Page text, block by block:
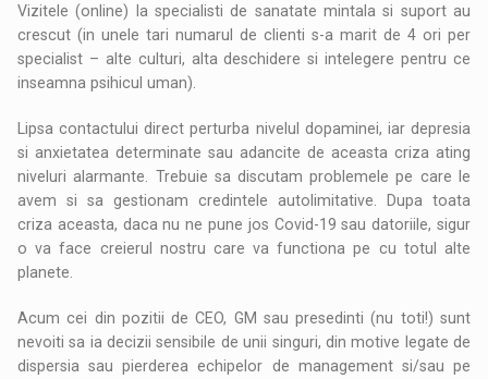
Vizitele (online) la specialisti de sanatate mintala si suport au
crescut (in unele tari numarul de clienti s-a marit de 4 ori per
specialist – alte culturi, alta deschidere si intelegere pentru ce
inseamna psihicul uman).
Lipsa contactului direct perturba nivelul dopaminei, iar depresia
si anxietatea determinate sau adancite de aceasta criza ating
niveluri alarmante. Trebuie sa discutam problemele pe care le
avem si sa gestionam credintele autolimitative. Dupa toata
criza aceasta, daca nu ne pune jos Covid-19 sau datoriile, sigur
o va face creierul nostru care va functiona pe cu totul alte
planete.
Acum cei din pozitii de CEO, GM sau presedinti (nu toti!) sunt
nevoiti sa ia decizii sensibile de unii singuri, din motive legate de
dispersia sau pierderea echipelor de management si/sau pe